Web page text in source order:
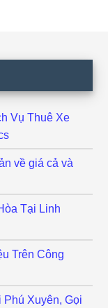
Vụ Thuê Xe
về giá cả và
Tại Linh
Trên Công
Xuyên, Gọi